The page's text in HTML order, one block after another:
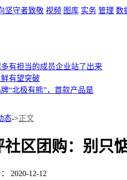
坚守者致敬 视频 图库 实务 管理 数
有担当的成员企业站了出来
有望突破
“北极有熊”，首款产品是
态->正文
社区团购：别只
2020-12-12